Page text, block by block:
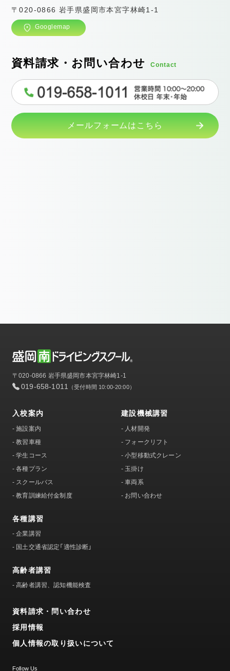
〒020-0866 岩手県盛岡市本宮字林崎1-1
Googlemap
資料請求・お問い合わせ Contact
メールフォームはこちら
〒020-0866 岩手県盛岡市本宮字林崎1-1
019-658-1011 （受付時間 10:00-20:00）
入校案内
-施設案内
-教習車種
-学生コース
-各種プラン
- スクールバス
-教育訓練給付金制度
各種講習
-企業講習
- 国土交通省認定「適性診断」
高齢者講習
-高齢者講習、認知機能検査
建設機械講習
- 人材開発
- フォークリフト
-小型移動式クレーン
- 玉掛け
-車両系
- お問い合わせ
資料請求・問い合わせ
採用情報
個人情報の取り扱いについて
Follow Us